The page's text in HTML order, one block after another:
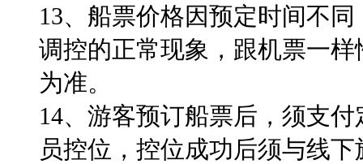
13、船票价格因预定时间不
调控的正常现象，跟机票一
为准。
14、 游客预订船票后，须支付
员控位，控位成功后须与线下